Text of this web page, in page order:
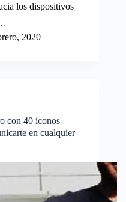
los dispositivos
2020
con 40 íconos
en cualquier